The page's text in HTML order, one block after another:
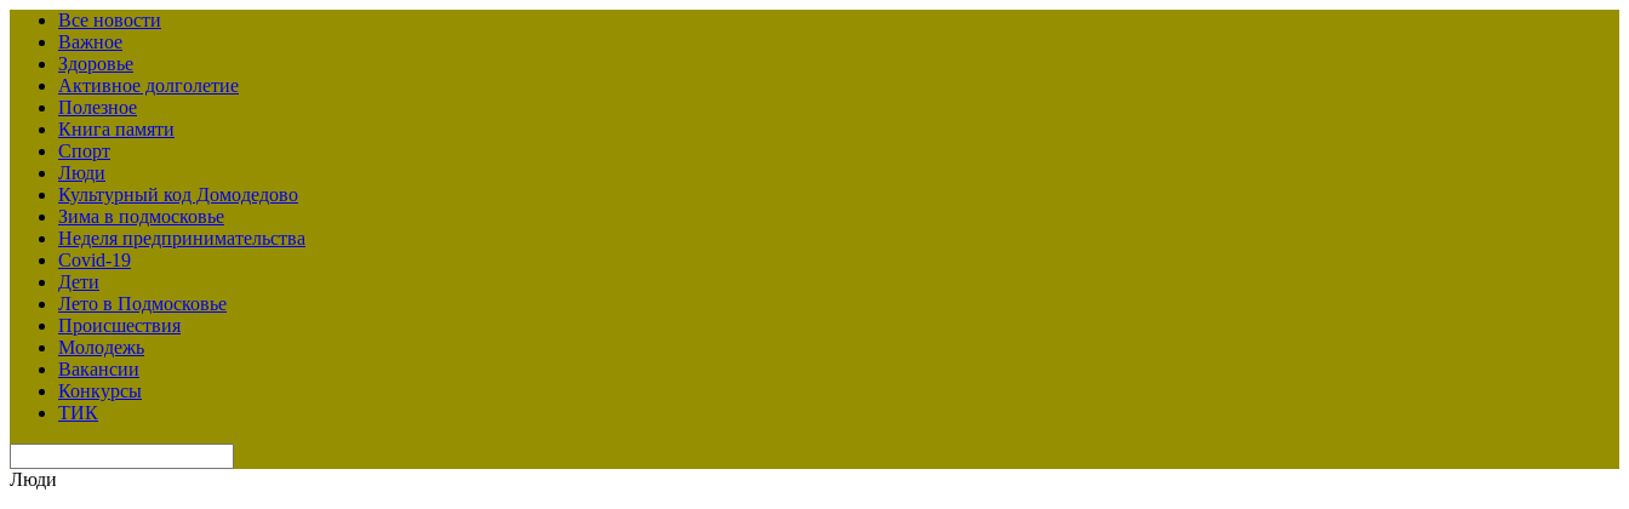
Все новости
Важное
Здоровье
Активное долголетие
Полезное
Книга памяти
Спорт
Люди
Культурный код Домодедово
Зима в подмосковье
Неделя предпринимательства
Covid-19
Дети
Лето в Подмосковье
Происшествия
Молодежь
Вакансии
Конкурсы
ТИК
Люди